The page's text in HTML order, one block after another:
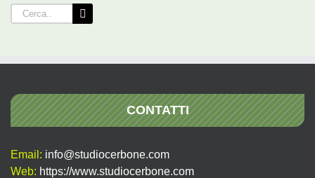
Cerca
per:
CONTATTI
Email: info@studiocerbone.com
Web: https://www.studiocerbone.com